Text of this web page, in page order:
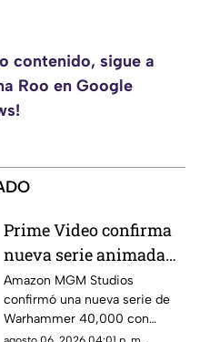
contenido, sigue a
Roo en Google
Prime Video confirma
nueva serie animada
de Warhammer 40,000
con Henry Cavill
Amazon MGM Studios
confirmó una nueva serie de
Warhammer 40,000 con
Henry Cavill como productor